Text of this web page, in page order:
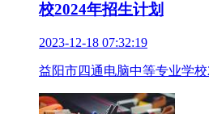
校2024年招生计划
2023-12-18 07:32:19
益阳市四通电脑中等专业学校